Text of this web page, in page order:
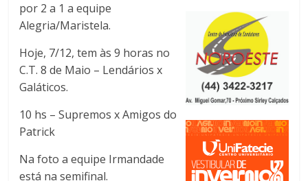
por 2 a 1 a equipe
Alegria/Maristela.
Hoje, 7/12, tem às 9 horas no
C.T. 8 de Maio – Lendários x
Galáticos.
10 hs – Supremos x Amigos do
Patrick
Na foto a equipe Irmandade
está na semifinal.